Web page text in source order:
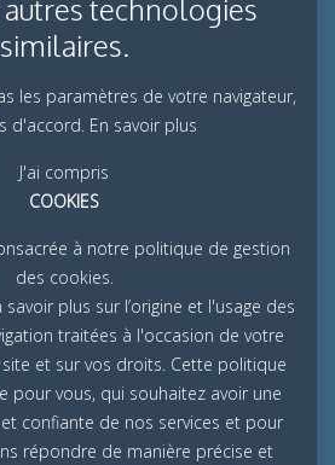
technologies
similaires.
les paramètres de votre navigateur,
d'accord. En savoir plus
J'ai compris
COOKIES
à notre politique de gestion
des cookies.
savoir plus sur l’origine et l'usage des
traitées à l'occasion de votre
et sur vos droits. Cette politique
pour vous, qui souhaitez avoir une
confiante de nos services et pour
répondre de manière précise et